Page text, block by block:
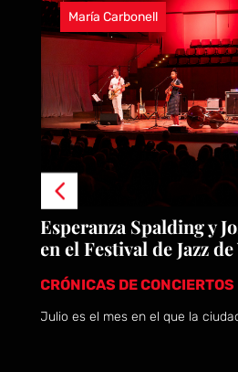
Jul
22
2026
y José James brillan
de Jazz de València
CONCIERTOS
el que la ciudad de Valènci...